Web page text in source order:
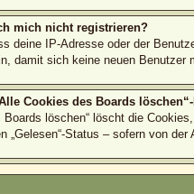
mich nicht registrieren?
deine IP-Adresse oder der
damit sich keine neuen Benutzer
Cookies des Boards
Boards löschen“ löscht die
„Gelesen“-Status – sofern von